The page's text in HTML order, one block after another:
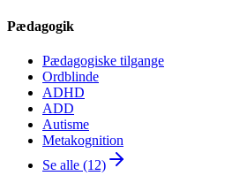
Pædagogik
Pædagogiske tilgange
Ordblinde
ADHD
ADD
Autisme
Metakognition
Se alle (12)